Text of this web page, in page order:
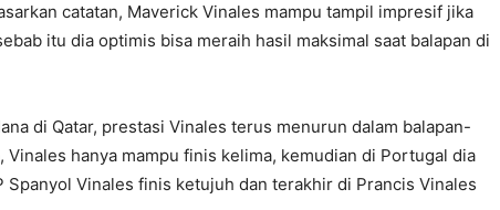
catatan, Maverick Vinales mampu tampil impresif jika
itu dia optimis bisa meraih hasil maksimal saat balapan di
di Qatar, prestasi Vinales terus menurun dalam balapan-
Vinales hanya mampu finis kelima, kemudian di Portugal dia
Spanyol Vinales finis ketujuh dan terakhir di Prancis Vinales